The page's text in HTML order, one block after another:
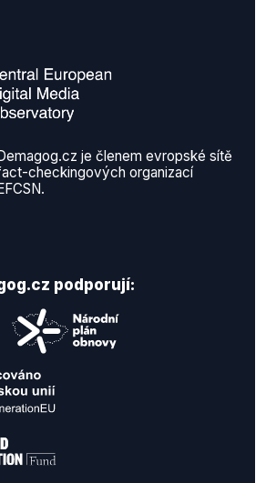
je členem evropské sítě
checkingových organizací
podporují: